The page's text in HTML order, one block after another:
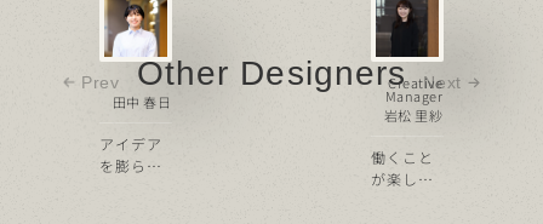
田中 春日
アイデア
を膨らま
Prev Creative
Manager
岩松 里紗
働くこと
が楽しく
Next